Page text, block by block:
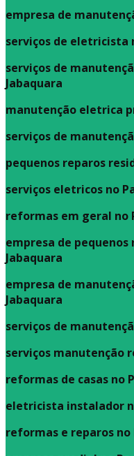
empresa de
serviços de eletricista
serviços de
Jabaquara
manutenção eletrica
serviços de
pequenos reparos
serviços eletricos no
reformas em geral no
empresa de pequenos
Jabaquara
empresa de
Jabaquara
serviços de
serviços manutenção
reformas de casas no
eletricista instalador
reformas e reparos no